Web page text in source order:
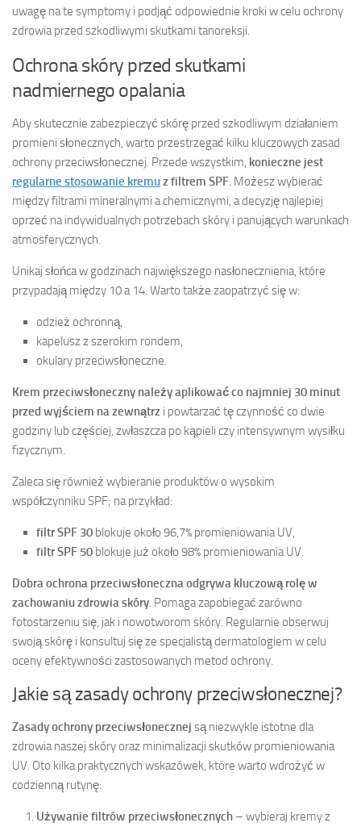
uwagę na te symptomy i podjąć odpowiednie kroki w celu ochrony
zdrowia przed szkodliwymi skutkami tanoreksji.
Ochrona skóry przed skutkami
nadmiernego opalania
Aby skutecznie zabezpieczyć skórę przed szkodliwym działaniem
promieni słonecznych, warto przestrzegać kilku kluczowych zasad
ochrony przeciwsłonecznej. Przede wszystkim, konieczne jest
regularne stosowanie kremuz filtrem SPF. Możesz wybierać
między filtrami mineralnymi a chemicznymi, a decyzję najlepiej
oprzeć na indywidualnych potrzebach skóry i panujących warunkach
atmosferycznych.
Unikaj słońca w godzinach największego nasłonecznienia, które
przypadają między 10 a 14. Warto także zaopatrzyć się w:
odzież ochronną,
kapelusz z szerokim rondem,
okulary przeciwsłoneczne.
Krem przeciwsłoneczny należy aplikować co najmniej 30 minut
przed wyjściem na zewnątrz i powtarzać tę czynność co dwie
godziny lub częściej, zwłaszcza po kąpieli czy intensywnym wysiłku
fizycznym.
Zaleca się również wybieranie produktów o wysokim
współczynniku SPF; na przykład:
filtr SPF 30 blokuje około 96,7% promieniowania UV,
filtr SPF 50 blokuje już około 98% promieniowania UV.
Dobra ochrona przeciwsłoneczna odgrywa kluczową rolę w
zachowaniu zdrowia skóry. Pomaga zapobiegać zarówno
fotostarzeniu się, jak i nowotworom skóry. Regularnie obserwuj
swoją skórę i konsultuj się ze specjalistą dermatologiem w celu
oceny efektywności zastosowanych metod ochrony.
Jakie są zasady ochrony przeciwsłonecznej?
Zasady ochrony przeciwsłonecznej są niezwykle istotne dla
zdrowia naszej skóry oraz minimalizacji skutków promieniowania
UV. Oto kilka praktycznych wskazówek, które warto wdrożyć w
codzienną rutynę:
Używanie filtrów przeciwsłonecznych – wybieraj kremy z